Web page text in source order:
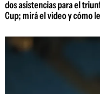
dos asistencias para el
Cup; mirá el video y cómo